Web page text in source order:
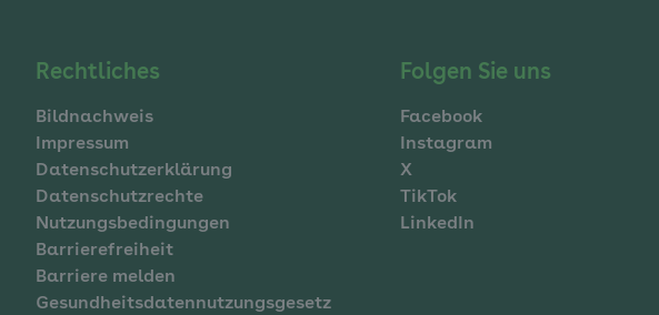
Navigation
im
Fußbereich
Rechtliches
Bildnachweis
Impressum
Datenschutzerklärung
Datenschutzrechte
Nutzungsbedingungen
Barrierefreiheit
Barriere melden
Gesundheitsdatennutzungsgesetz
Folgen Sie uns
Facebook
Instagram
X
TikTok
LinkedIn